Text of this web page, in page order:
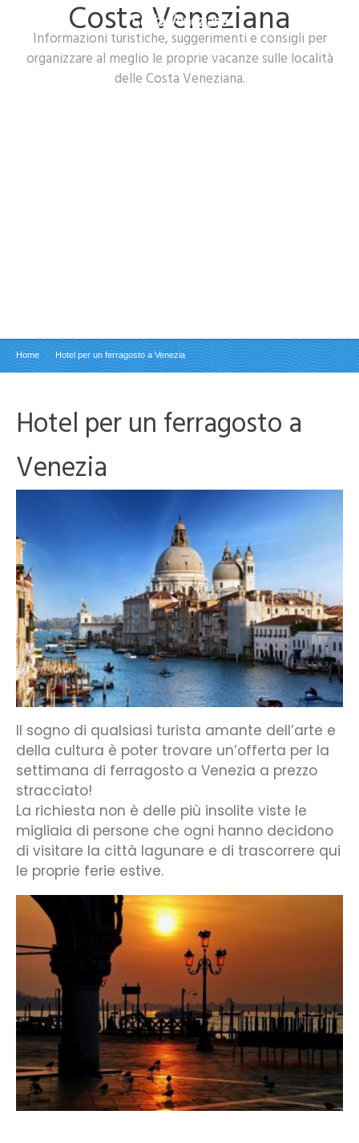
Costa Veneziana
Informazioni turistiche, suggerimenti e consigli per
organizzare al meglio le proprie vacanze sulle località
delle Costa Veneziana.
Home Hotel per un ferragosto a Venezia
Hotel per un ferragosto a
Venezia
Il sogno di qualsiasi turista amante dell’arte e
della cultura è poter trovare un’offerta per la
settimana di ferragosto a Venezia a prezzo
stracciato!
La richiesta non è delle più insolite viste le
migliaia di persone che ogni hanno decidono
di visitare la città lagunare e di trascorrere qui
le proprie ferie estive.
Costa Veneziana